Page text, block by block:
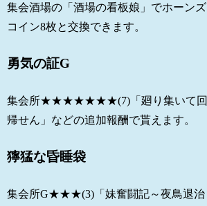
集会酒場の「酒場の看板娘」でホーンズ
コイン8枚と交換できます。
勇気の証G
集会所★★★★★★★(7)「廻り集いて回
帰せん」などの追加報酬で貰えます。
獰猛な昏睡袋
集会所G★★★(3)「妹奮闘記～夜鳥退治